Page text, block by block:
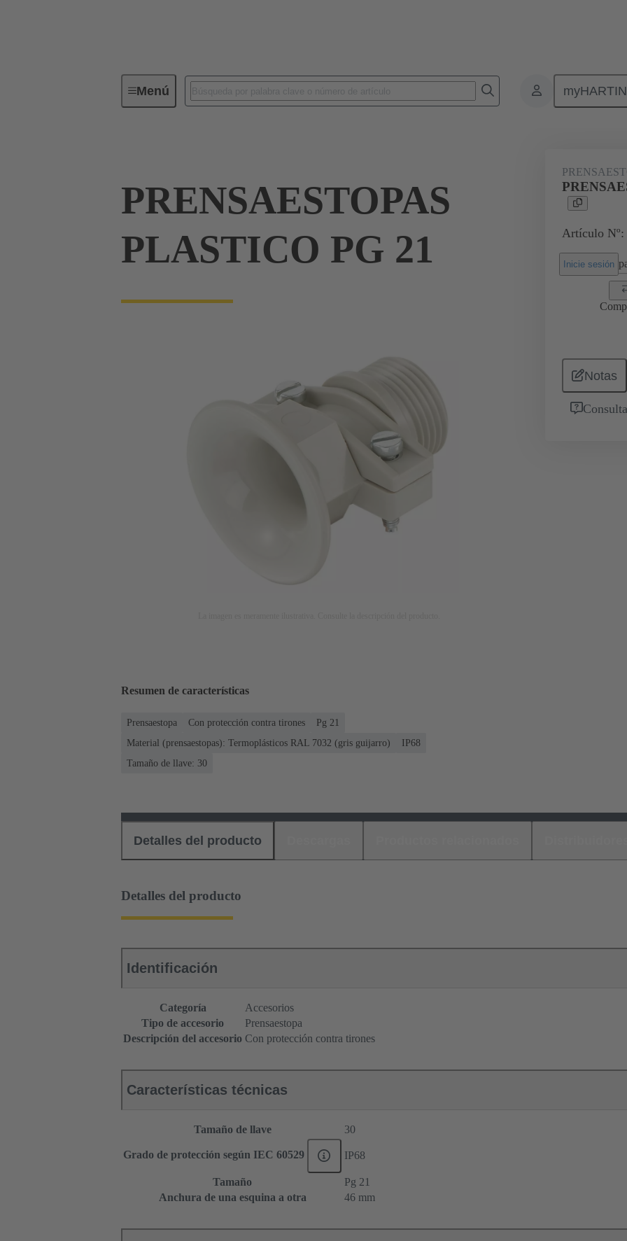
MenúConectores industriales / Han® Accesorios Prensaestopas
PRENSAESTOPAS
PLASTICO PG 21
Artículo Nº:
Inicie sesión
Notas
Resumen de características
Prensaestopa Con protección contra tirones
Pg 21
Material (prensaestopas): Termoplásticos RAL 7032 (gris guijarro)
IP68
Tamaño de llave: 30
Detalles del producto
Detalles del producto
Identificación
Categoría
Accesorios
Tipo de accesorio
Prensaestopa
Descripción del accesorio Con protección contra tirones
Características técnicas
Tamaño de llave 30
Grado de protección según IEC 60529 IP68
Tamaño
Pg 21
Anchura de una esquina a otra
46 mm